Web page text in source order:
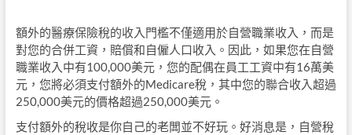
額外的醫療保險稅的收入門檻不僅適用於自營職業收入，而是
對您的合併工資，賠償和自僱人口收入。因此，如果您在自營
職業收入中有100,000美元，您的配偶在員工工資中有16萬美
元，您將必須支付額外的Medicare稅，其中您的聯合收入超過
250,000美元的價格超過250,000美元。
支付額外的稅收是你自己的老闆並不好玩。好消息是，自營稅